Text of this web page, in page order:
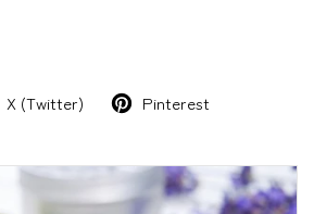
X (Twitter) Pinterest